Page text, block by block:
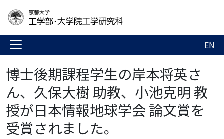
EN
博士後期課程学生の岸本将英さ
ん、久保大樹 助教、小池克明 教
授が日本情報地球学会 論文賞を
受賞されました。